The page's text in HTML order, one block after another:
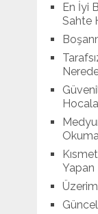
En İyi
Sahte
Yapan